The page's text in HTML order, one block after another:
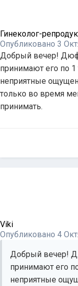
Гинеколог-
Опубликовано 3
Добрый вечер!
принимают его по 1
неприятные
только во время
принимать.
Viki
Опубликовано 4
Добрый вечер!
принимают его
неприятные